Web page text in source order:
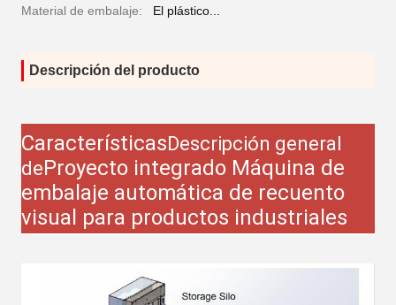
Material de embalaje: El plástico...
Descripción del producto
CaracterísticasDescripción general
deProyecto integrado Máquina de
embalaje automática de recuento
visual para productos industriales